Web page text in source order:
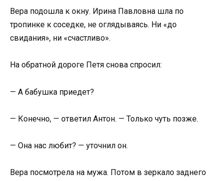
Вера подошла к окну. Ирина Павловна шла по
тропинке к соседке, не оглядываясь. Ни «до
свидания», ни «счастливо».
На обратной дороге Петя снова спросил:
— А бабушка приедет?
— Конечно, — ответил Антон. — Только чуть позже.
— Она нас любит? — уточнил он.
Вера посмотрела на мужа. Потом в зеркало заднего